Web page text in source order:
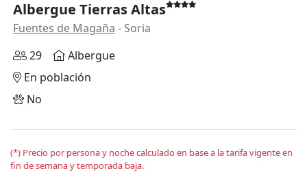
Albergue Tierras Altas
Fuentes de Magaña - Soria
29
Albergue
En población
No
(*) Precio por persona y noche calculado en base a la tarifa vigente en
fin de semana y temporada baja.